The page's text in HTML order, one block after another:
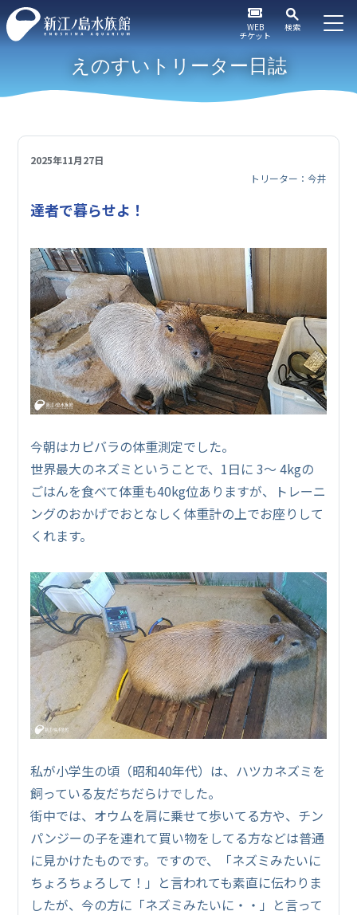
WEB
チケット
検索
えのすいトリーター日誌
2025年11月27日
トリーター：今井
達者で暮らせよ！
今朝はカピバラの体重測定でした。
世界最大のネズミということで、1日に 3～ 4kgの
ごはんを食べて体重も40kg位ありますが、トレーニ
ングのおかげでおとなしく体重計の上でお座りして
くれます。
私が小学生の頃（昭和40年代）は、ハツカネズミを
飼っている友だちだらけでした。
街中では、オウムを肩に乗せて歩いてる方や、チン
パンジーの子を連れて買い物をしてる方などは普通
に見かけたものです。ですので、「ネズミみたいに
ちょろちょろして！」と言われても素直に伝わりま
したが、今の方に「ネズミみたいに・・」と言って